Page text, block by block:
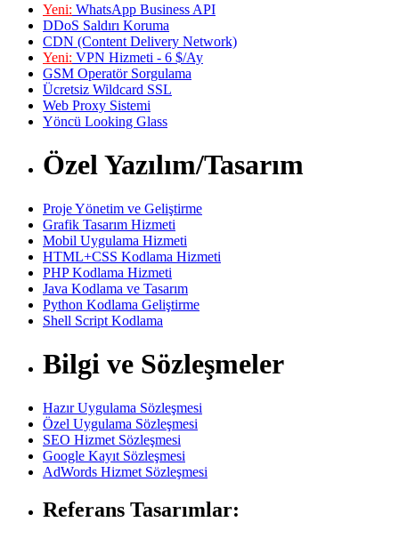
Yeni: WhatsApp Business API
DDoS Saldırı Koruma
CDN (Content Delivery Network)
Yeni: VPN Hizmeti - 6 $/Ay
GSM Operatör Sorgulama
Ücretsiz Wildcard SSL
Web Proxy Sistemi
Yöncü Looking Glass
Özel Yazılım/Tasarım
Proje Yönetim ve Geliştirme
Grafik Tasarım Hizmeti
Mobil Uygulama Hizmeti
HTML+CSS Kodlama Hizmeti
PHP Kodlama Hizmeti
Java Kodlama ve Tasarım
Python Kodlama Geliştirme
Shell Script Kodlama
Bilgi ve Sözleşmeler
Hazır Uygulama Sözleşmesi
Özel Uygulama Sözleşmesi
SEO Hizmet Sözleşmesi
Google Kayıt Sözleşmesi
AdWords Hizmet Sözleşmesi
Referans Tasarımlar: